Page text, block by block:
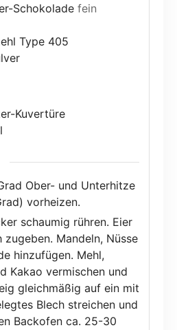
Schokolade fein
Type 405
Kuvertüre
Ober- und Unterhitze
vorheizen.
schaumig rühren. Eier
zugeben. Mandeln, Nüsse
hinzufügen. Mehl,
Kakao vermischen und
gleichmäßig auf ein mit
Blech streichen und
Backofen ca. 25-30